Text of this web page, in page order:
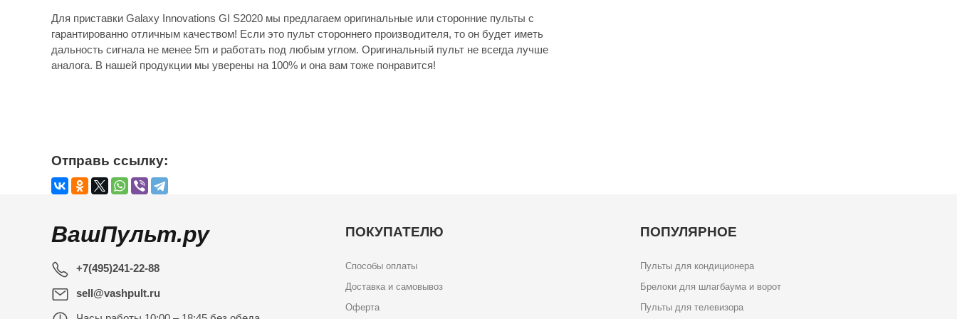
Для приставки Galaxy Innovations GI S2020 мы предлагаем оригинальные или сторонние пульты с
гарантированно отличным качеством! Если это пульт стороннего производителя, то он будет иметь
дальность сигнала не менее 5m и работать под любым углом. Оригинальный пульт не всегда лучше
аналога. В нашей продукции мы уверены на 100% и она вам тоже понравится!
Отправь ссылку:
ВашПульт.ру
+7(495)241-22-88
sell@vashpult.ru
ПОКУПАТЕЛЮ
Способы оплаты
Доставка и самовывоз
Оферта
ПОПУЛЯРНОЕ
Пульты для кондиционера
Брелоки для шлагбаума и ворот
Пульты для телевизора